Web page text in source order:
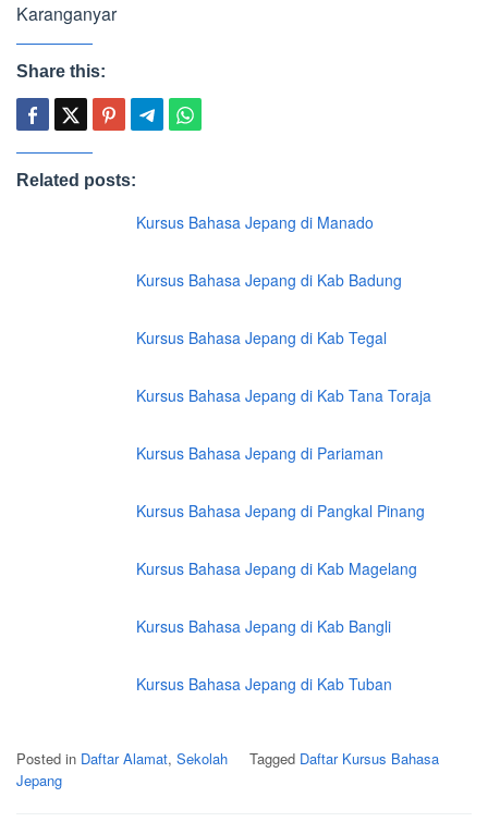
Karanganyar
Share this:
Related posts:
Kursus Bahasa Jepang di Manado
Kursus Bahasa Jepang di Kab Badung
Kursus Bahasa Jepang di Kab Tegal
Kursus Bahasa Jepang di Kab Tana Toraja
Kursus Bahasa Jepang di Pariaman
Kursus Bahasa Jepang di Pangkal Pinang
Kursus Bahasa Jepang di Kab Magelang
Kursus Bahasa Jepang di Kab Bangli
Kursus Bahasa Jepang di Kab Tuban
Posted in Daftar Alamat, Sekolah Tagged Daftar Kursus Bahasa
Jepang